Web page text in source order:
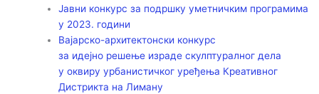
Јавни конкурс за подршку уметничким програмима
у 2023. години
Вајарско-архитектонски конкурс
за идејно решење израде скулптуралног дела
у оквиру урбанистичког уређења Креативног
Дистрикта на Лиману